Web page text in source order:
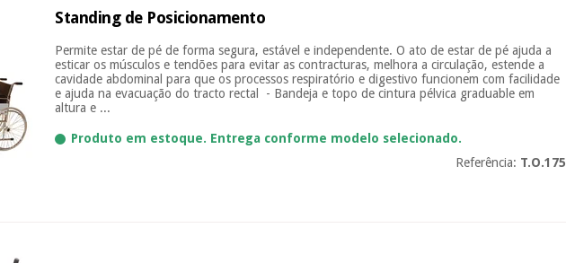
Standing de Posicionamento
Permite estar de pé de forma segura, estável e independente. O ato de estar de pé ajuda a
esticar os músculos e tendões para evitar as contracturas, melhora a circulação, estende a
cavidade abdominal para que os processos respiratório e digestivo funcionem com facilidade
e ajuda na evacuação do tracto rectal - Bandeja e topo de cintura pélvica graduable em
altura e ...
Produto em estoque. Entrega conforme modelo selecionado.
Referência: T.O.175